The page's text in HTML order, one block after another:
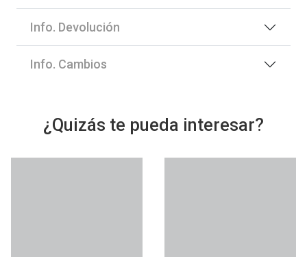
Info. Devolución
Info. Cambios
¿Quizás te pueda interesar?